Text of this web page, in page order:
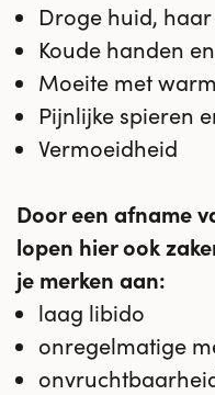
Droge huid,
Koude handen
Moeite met
Pijnlijke spieren
Vermoeidheid
Door een afname
lopen hier ook
je merken aan:
laag libido
onregelmatige